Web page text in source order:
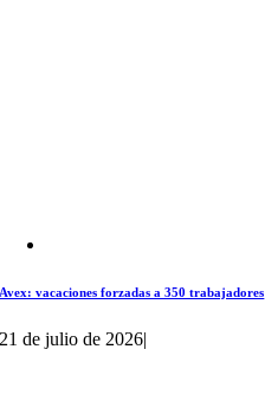
Avex: vacaciones forzadas a 350 trabajadores
21 de julio de 2026|